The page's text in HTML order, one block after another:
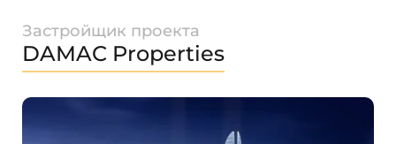
Застройщик проекта
DAMAC Properties